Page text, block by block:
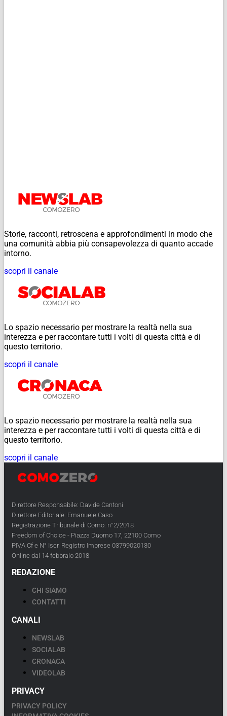
Storie, racconti, retroscena e approfondimenti in modo che
una comunità abbia più consapevolezza di quanto accade
intorno.
scopri il canale
Lo spazio necessario per mostrare la realtà nella sua
interezza e per raccontare tutti i volti di questa città e di
questo territorio.
scopri il canale
Lo spazio necessario per mostrare la realtà nella sua
interezza e per raccontare tutti i volti di questa città e di
questo territorio.
scopri il canale
Direttore Responsabile: Davide Cantoni
Direttore Editoriale: Emanuele Caso
Registrazione Tribunale di Como: n°2/2018
Freedom of Choice - Piazza Duomo 17, 22100 Como
PIVA Cf e N° Iscr. Registro Imprese 03799020130
Online dal 14 febbraio 2018
REDAZIONE
CHI SIAMO
CONTATTI
CANALI
NEWSLAB
SOCIALAB
CRONACA
VIDEOLAB
PRIVACY
PRIVACY POLICY